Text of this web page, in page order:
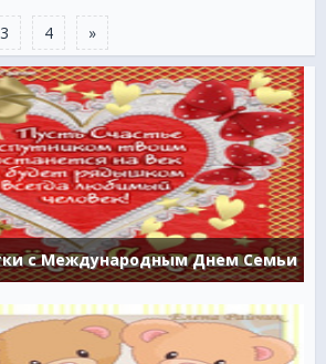
3 4 »
с Международным Днем Семьи